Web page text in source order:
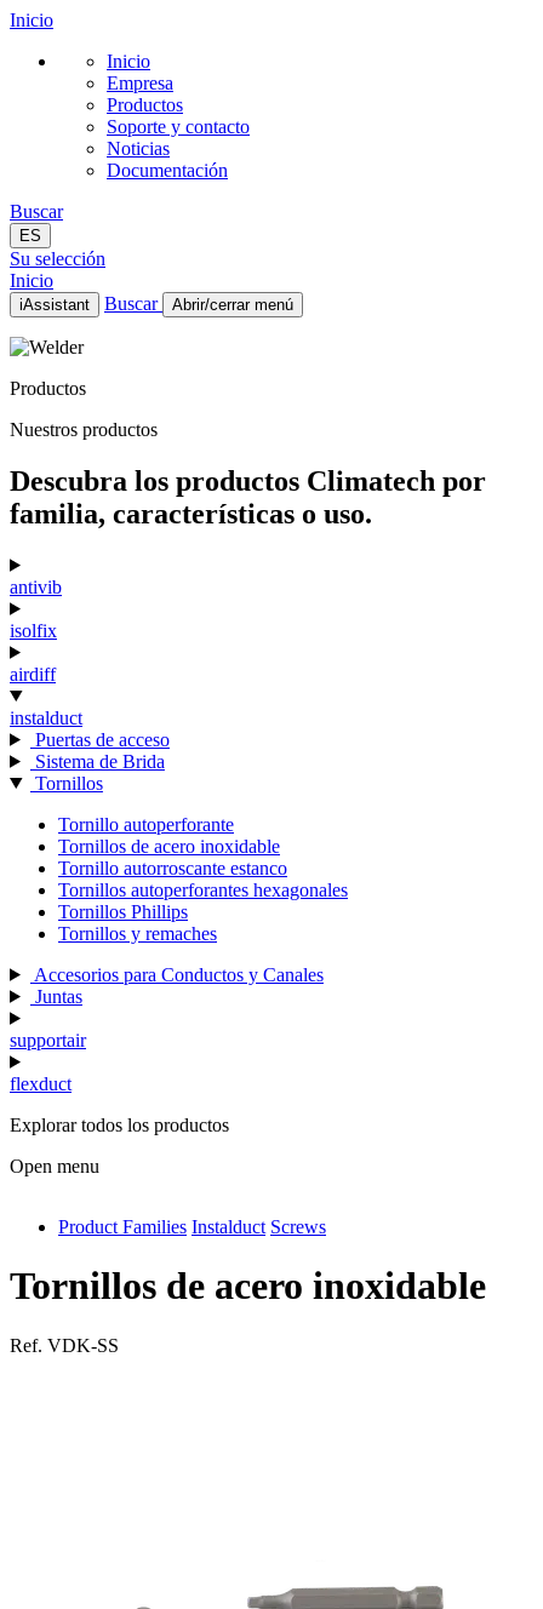
Inicio
Inicio
Empresa
Productos
Soporte y contacto
Noticias
Documentación
Buscar
ES
Su selección
Inicio
iAssistant Buscar Abrir/cerrar menú
Inicio
Productos
Noticias
ES
Productos
Nuestros productos
Descubra los productos Climatech por
familia, características o uso.
antivib
isolfix
airdiff
instalduct
Puertas de acceso
Sistema de Brida
Tornillos
Tornillo autoperforante
Tornillos de acero inoxidable
Tornillo autorroscante estanco
Tornillos autoperforantes hexagonales
Tornillos Phillips
Tornillos y remaches
Accesorios para Conductos y Canales
Juntas
supportair
flexduct
Explorar todos los productos
Open menu
antivib
isolfix
Product Families Instalduct Screws
Tornillos de acero inoxidable
Ref. VDK-SS